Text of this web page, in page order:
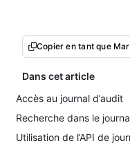
Copier en tant que
Dans cet article
Accès au journal d’audit
Recherche dans le
Utilisation de l’API de